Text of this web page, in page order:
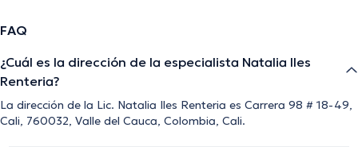
FAQ
¿Cuál es la dirección de la especialista Natalia Iles
Renteria?
La dirección de la Lic. Natalia Iles Renteria es Carrera 98 # 18-49,
Cali, 760032, Valle del Cauca, Colombia, Cali.